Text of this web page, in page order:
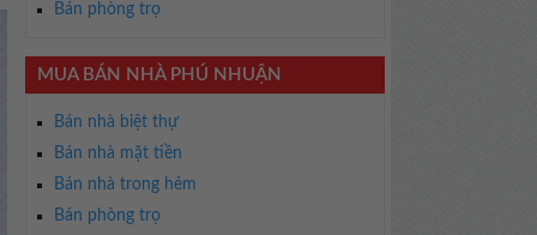
Bán phòng trọ
MUA BÁN NHÀ PHÚ NHUẬN
Bán nhà biệt thự
Bán nhà mặt tiền
Bán nhà trong hẻm
Bán phòng trọ